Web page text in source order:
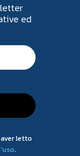
ed
letto
.